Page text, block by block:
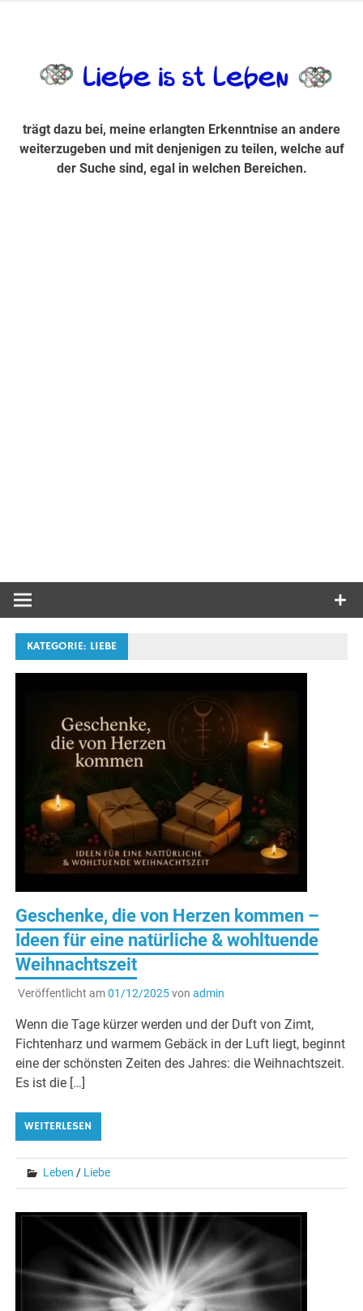
Suche sind, egal in welchen Bereichen.
trägt dazu bei, meine erlangten Erkenntnise an andere
weiterzugeben und mit denjenigen zu teilen, welche auf
der Suche sind, egal in welchen Bereichen.
KATEGORIE: LIEBE
Geschenke, die von Herzen kommen –
Ideen für eine natürliche & wohltuende
Weihnachtszeit
Veröffentlicht am01/12/2025von admin
Wenn die Tage kürzer werden und der Duft von Zimt,
Fichtenharz und warmem Gebäck in der Luft liegt, beginnt
eine der schönsten Zeiten des Jahres: die Weihnachtszeit.
Es ist die […]
WEITERLESEN
Leben / Liebe